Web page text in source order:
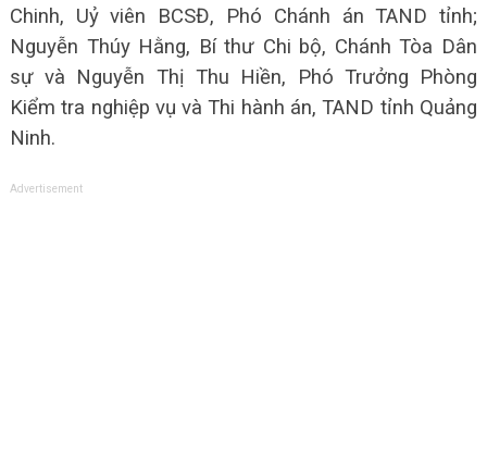
Chinh, Uỷ viên BCSĐ, Phó Chánh án TAND tỉnh;
Nguyễn Thúy Hằng, Bí thư Chi bộ, Chánh Tòa Dân
sự và Nguyễn Thị Thu Hiền, Phó Trưởng Phòng
Kiểm tra nghiệp vụ và Thi hành án, TAND tỉnh Quảng
Ninh.
Advertisement